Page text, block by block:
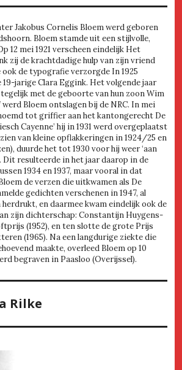
Jakobus Cornelis Bloem werd geboren
Bloem stamde uit een stijlvolle,
12 mei 1921 verscheen eindelijk Het
zij de krachtdadige hulp van zijn vriend
ook de typografie verzorgde In 1925
jarige Clara Eggink. Het volgende jaar
met de geboorte van hun zoon Wim
werd Bloem ontslagen bij de NRC. In mei
tot griffier aan het kantongerecht De
Cayenne’ hij in 1931 werd overgeplaatst
van kleine opflakkeringen in 1924/25 en
duurde het tot 1930 voor hij weer ‘aan
Dit resulteerde in het jaar daarop in de
1934 en 1937, maar vooral in dat
de verzen die uitkwamen als De
gedichten verschenen in 1947, al
en daarmee kwam eindelijk ook de
zijn dichterschap: Constantijn Huygens-
(1952), en ten slotte de grote Prijs
(1965). Na een langdurige ziekte die
maakte, overleed Bloem op 10
begraven in Paasloo (Overijssel).
Rilke